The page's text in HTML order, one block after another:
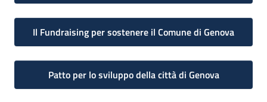
Il Fundraising per sostenere il Comune di Genova
Patto per lo sviluppo della città di Genova